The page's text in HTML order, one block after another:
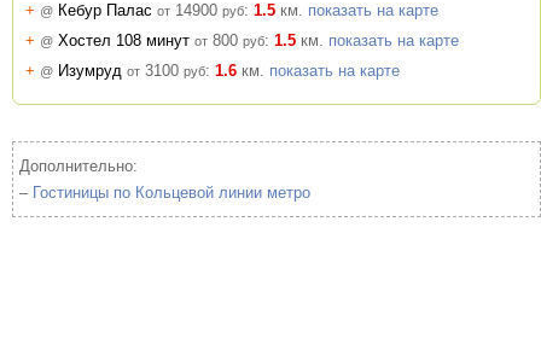
+ @ Кебур Палас от 14900 руб: 1.5 км. показать на карте
+ @ Хостел 108 минут от 800 руб: 1.5 км. показать на карте
+ @ Изумруд от 3100 руб: 1.6 км. показать на карте
Дополнительно:
– Гостиницы по Кольцевой линии метро